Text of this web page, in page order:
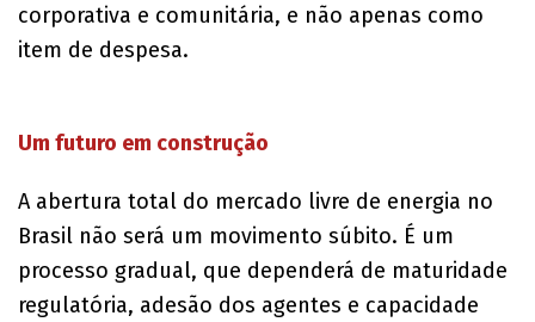
corporativa e comunitária, e não apenas como
item de despesa.
Um futuro em construção
A abertura total do mercado livre de energia no
Brasil não será um movimento súbito. É um
processo gradual, que dependerá de maturidade
regulatória, adesão dos agentes e capacidade